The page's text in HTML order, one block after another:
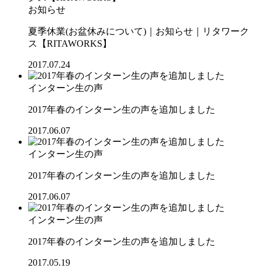
お知らせ
夏季休業(お盆休みについて)｜お知らせ｜リタワーク
ス【RITAWORKS】
2017.07.24
インターン生の声
2017年春のインターン生の声を追加しました
2017.06.07
インターン生の声
2017年春のインターン生の声を追加しました
2017.06.07
インターン生の声
2017年春のインターン生の声を追加しました
2017.05.19